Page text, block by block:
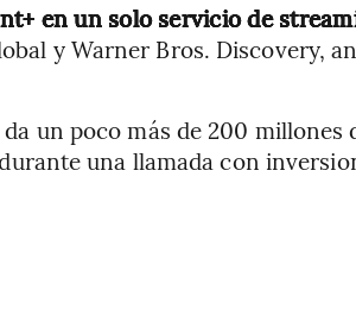
en un solo servicio de
y Warner Bros. Discovery,
un poco más de 200 millones
una llamada con